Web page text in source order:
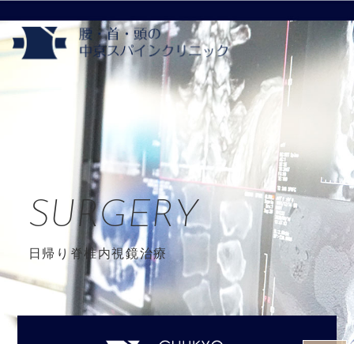
SURGERY
日帰り脊椎内視鏡治療